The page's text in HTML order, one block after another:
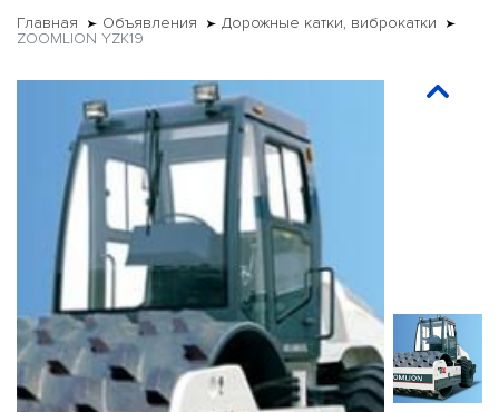
Главная Объявления
Дорожные катки, виброкатки
ZOOMLION YZK19